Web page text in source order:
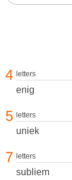
4 letters
enig
5 letters
uniek
7 letters
subliem